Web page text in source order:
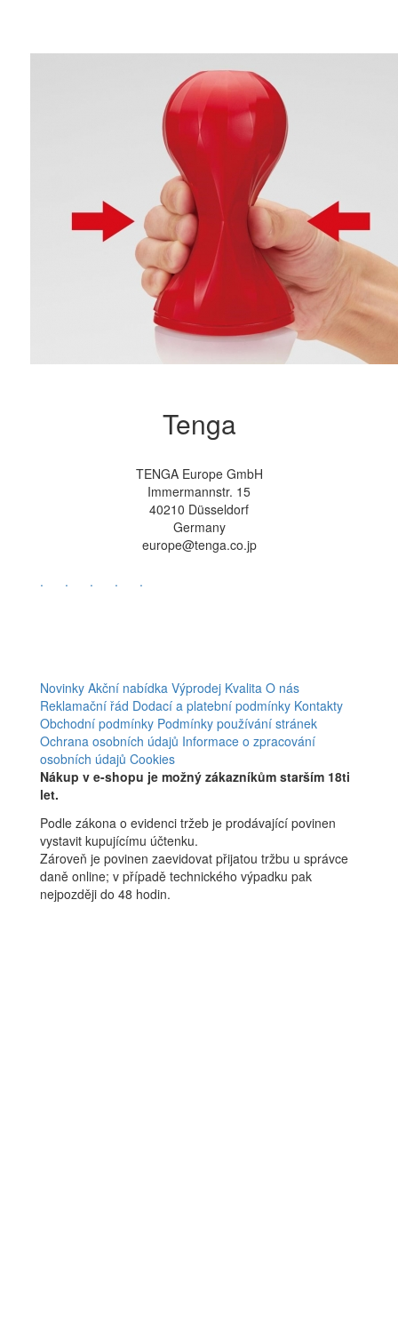
Tenga
TENGA Europe GmbH
Immermannstr. 15
40210 Düsseldorf
Germany
europe@tenga.co.jp
. . . . .
Novinky Akční nabídka Výprodej Kvalita O nás
Reklamační řád Dodací a platební podmínky Kontakty
Obchodní podmínky Podmínky používání stránek
Ochrana osobních údajů Informace o zpracování
osobních údajů Cookies
Nákup v e-shopu je možný zákazníkům starším 18ti
let.
Podle zákona o evidenci tržeb je prodávající povinen
vystavit kupujícímu účtenku.
Zároveň je povinen zaevidovat přijatou tržbu u správce
daně online; v případě technického výpadku pak
nejpozději do 48 hodin.